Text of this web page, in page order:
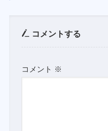
コメントする
コメント ※